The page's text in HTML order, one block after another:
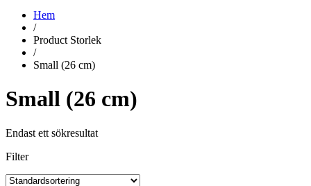
Hem
/
Product Storlek
/
Small (26 cm)
Small (26 cm)
Endast ett sökresultat
Filter